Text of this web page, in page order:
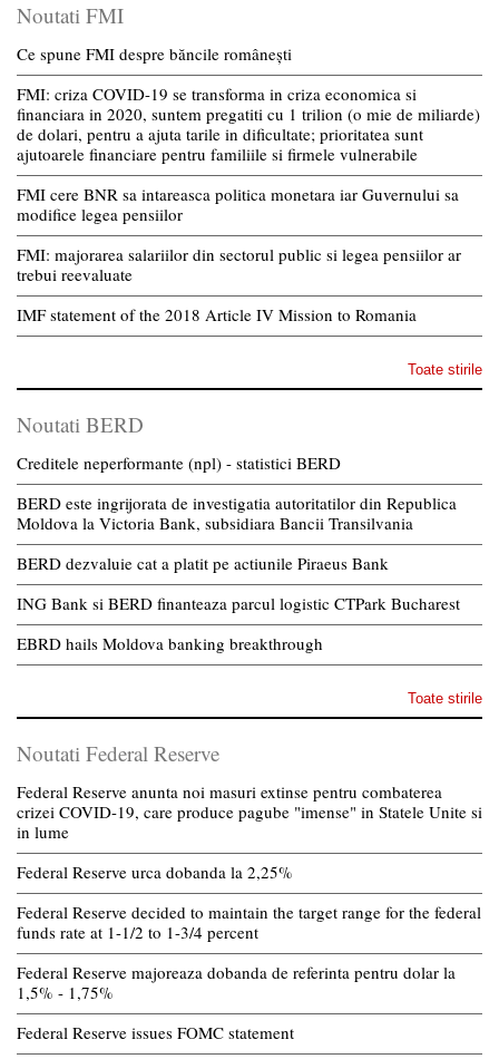
Noutati FMI
Ce spune FMI despre băncile românești
FMI: criza COVID-19 se transforma in criza economica si
financiara in 2020, suntem pregatiti cu 1 trilion (o mie de miliarde)
de dolari, pentru a ajuta tarile in dificultate; prioritatea sunt
ajutoarele financiare pentru familiile si firmele vulnerabile
FMI cere BNR sa intareasca politica monetara iar Guvernului sa
modifice legea pensiilor
FMI: majorarea salariilor din sectorul public si legea pensiilor ar
trebui reevaluate
IMF statement of the 2018 Article IV Mission to Romania
Toate stirile
Noutati BERD
Creditele neperformante (npl) - statistici BERD
BERD este ingrijorata de investigatia autoritatilor din Republica
Moldova la Victoria Bank, subsidiara Bancii Transilvania
BERD dezvaluie cat a platit pe actiunile Piraeus Bank
ING Bank si BERD finanteaza parcul logistic CTPark Bucharest
EBRD hails Moldova banking breakthrough
Toate stirile
Noutati Federal Reserve
Federal Reserve anunta noi masuri extinse pentru combaterea
crizei COVID-19, care produce pagube "imense" in Statele Unite si
in lume
Federal Reserve urca dobanda la 2,25%
Federal Reserve decided to maintain the target range for the federal
funds rate at 1-1/2 to 1-3/4 percent
Federal Reserve majoreaza dobanda de referinta pentru dolar la
1,5% - 1,75%
Federal Reserve issues FOMC statement